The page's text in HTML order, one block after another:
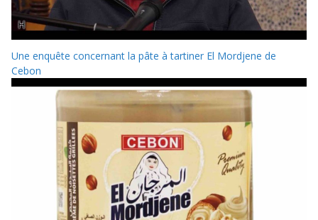
Une enquête concernant la pâte à tartiner El Mordjene de
Cebon